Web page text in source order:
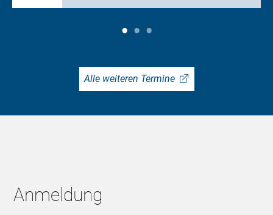
Alle weiteren Termine
Anmeldung